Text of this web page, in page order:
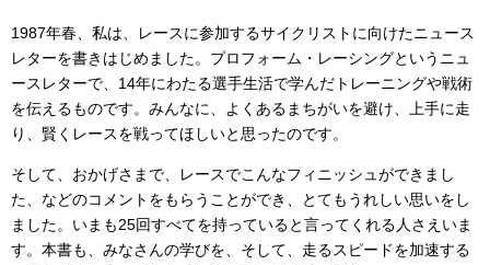
1987年春、私は、レースに参加するサイクリストに向けたニュース
レターを書きはじめました。プロフォーム・レーシングというニュ
ースレターで、14年にわたる選手生活で学んだトレーニングや戦術
を伝えるものです。みんなに、よくあるまちがいを避け、上手に走
り、賢くレースを戦ってほしいと思ったのです。
そして、おかげさまで、レースでこんなフィニッシュができまし
た、などのコメントをもらうことができ、とてもうれしい思いをし
ました。いまも25回すべてを持っていると言ってくれる人さえいま
す。本書も、みなさんの学びを、そして、走るスピードを加速する